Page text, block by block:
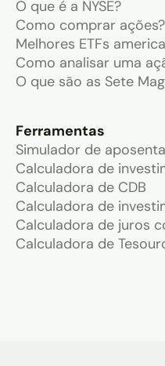
O que é a NYSE?
Como comprar ações?
Melhores ETFs
Como analisar uma
O que são as Sete
Ferramentas
Simulador de
Calculadora de
Calculadora de CDB
Calculadora de
Calculadora de juros
Calculadora de